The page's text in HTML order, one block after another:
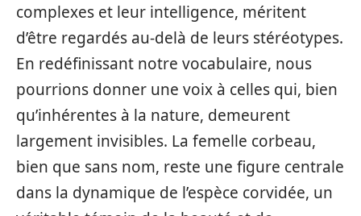
complexes et leur intelligence, méritent
d’être regardés au-delà de leurs stéréotypes.
En redéfinissant notre vocabulaire, nous
pourrions donner une voix à celles qui, bien
qu’inhérentes à la nature, demeurent
largement invisibles. La femelle corbeau,
bien que sans nom, reste une figure centrale
dans la dynamique de l’espèce corvidée, un